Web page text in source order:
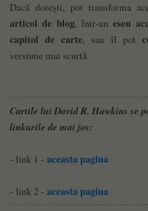
Dacă dorești, pot transforma
articol de blog, într-uneseu
capitol de carte, sau îl pot
versiune mai scurtă.
Cartile lui David R. Hawkins se
linkurile de mai jos:
- link 1 - aceasta pagina
- link 2 - aceasta pagina